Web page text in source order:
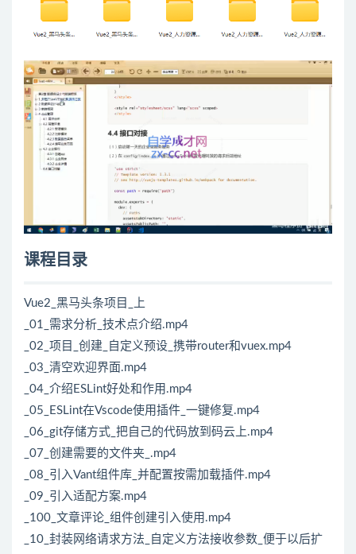
课程目录
Vue2_黑马头条项目_上
_01_需求分析_技术点介绍.mp4
_02_项目_创建_自定义预设_携带router和vuex.mp4
_03_清空欢迎界面.mp4
_04_介绍ESLint好处和作用.mp4
_05_ESLint在Vscode使用插件_一键修复.mp4
_06_git存储方式_把自己的代码放到码云上.mp4
_07_创建需要的文件夹_.mp4
_08_引入Vant组件库_并配置按需加载插件.mp4
_09_引入适配方案.mp4
_100_文章评论_组件创建引入使用.mp4
_10_封装网络请求方法_自定义方法接收参数_便于以后扩